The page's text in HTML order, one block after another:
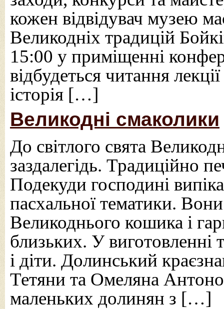
кожен відвідувач музею
Великодніх традицій
15:00 у приміщенні
відбудеться читання
історія […]
Великодні смаколики
До світлого свята
заздалегідь. Традиційно
Подекуди господині
пасхальної тематики.
Великоднього кошика і
близьких. У виготовленні
і діти. Долинський
Тетяни та Омеляна
маленьких долинян з […]